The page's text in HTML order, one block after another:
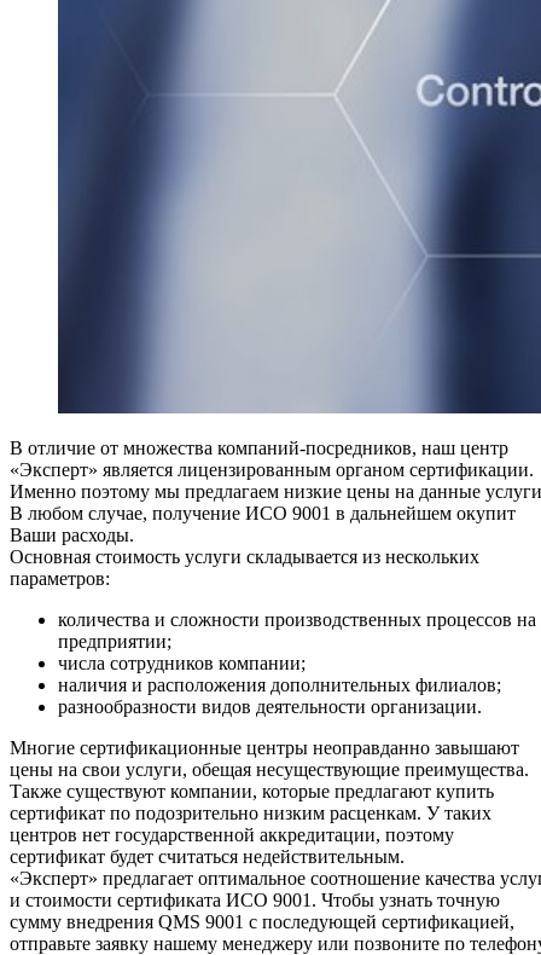
В отличие от множества компаний-посредников, наш центр
«Эксперт» является лицензированным органом сертификации.
Именно поэтому мы предлагаем низкие цены на данные
В любом случае, получение ИСО 9001 в дальнейшем окупит
Ваши расходы.
Основная стоимость услуги складывается из нескольких
параметров:
количества и сложности производственных процессов на
предприятии;
числа сотрудников компании;
наличия и расположения дополнительных филиалов;
разнообразности видов деятельности организации.
Многие сертификационные центры неоправданно завышают
цены на свои услуги, обещая несуществующие преимущества.
Также существуют компании, которые предлагают купить
сертификат по подозрительно низким расценкам. У таких
центров нет государственной аккредитации, поэтому
сертификат будет считаться недействительным.
«Эксперт» предлагает оптимальное соотношение качества
и стоимости сертификата ИСО 9001. Чтобы узнать точную
сумму внедрения QMS 9001 с последующей сертификацией,
отправьте заявку нашему менеджеру или позвоните по